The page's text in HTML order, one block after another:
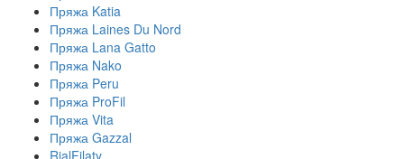
Пряжа Katia
Пряжа Laines Du Nord
Пряжа Lana Gatto
Пряжа Nako
Пряжа Peru
Пряжа ProFil
Пряжа Vita
Пряжа Gazzal
RialFilaty